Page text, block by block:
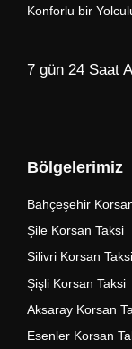
Konforlu bir
7 gün 24 Saat
Bölgelerimiz
Bahçeşehir
Şile Korsan Taksi
Silivri Korsan Taksi
Şişli Korsan Taksi
Aksaray Korsan
Esenler Korsan